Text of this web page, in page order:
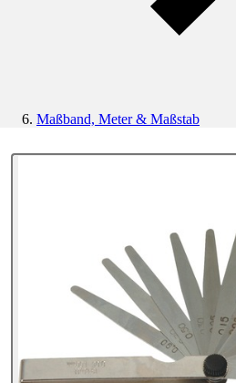
Maßband, Meter & Maßstab